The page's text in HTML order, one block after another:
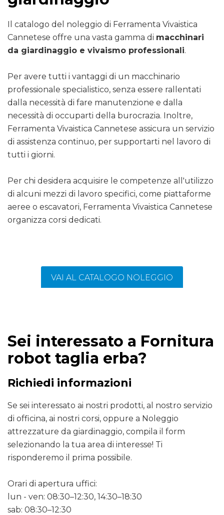
Il catalogo del noleggio di Ferramenta Vivaistica
Cannetese offre una vasta gamma di macchinari
da giardinaggio e vivaismo professionali.
Per avere tutti i vantaggi di un macchinario
professionale specialistico, senza essere rallentati
dalla necessità di fare manutenzione e dalla
necessità di occuparti della burocrazia. Inoltre,
Ferramenta Vivaistica Cannetese assicura un servizio
di assistenza continuo, per supportarti nel lavoro di
tutti i giorni.
Per chi desidera acquisire le competenze all'utilizzo
di alcuni mezzi di lavoro specifici, come piattaforme
aeree o escavatori, Ferramenta Vivaistica Cannetese
organizza corsi dedicati.
VAI AL CATALOGO NOLEGGIO
Sei interessato a Fornitura
robot taglia erba?
Richiedi informazioni
Se sei interessato ai nostri prodotti, al nostro servizio
di officina, ai nostri corsi, oppure a Noleggio
attrezzature da giardinaggio, compila il form
selezionando la tua area di interesse! Ti
risponderemo il prima possibile.
Orari di apertura uffici:
lun - ven: 08:30–12:30, 14:30–18:30
sab: 08:30–12:30